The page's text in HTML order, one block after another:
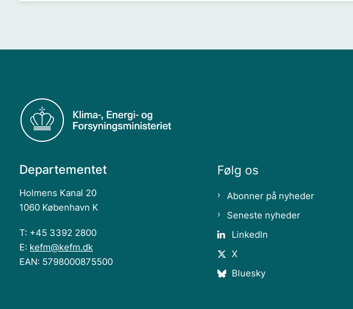
Departementet
Holmens Kanal 20
1060 København K
T: +45 3392 2800
E: kefm@kefm.dk
EAN: 5798000875500
Følg os
Abonner på nyheder
Seneste nyheder
LinkedIn
X
Bluesky